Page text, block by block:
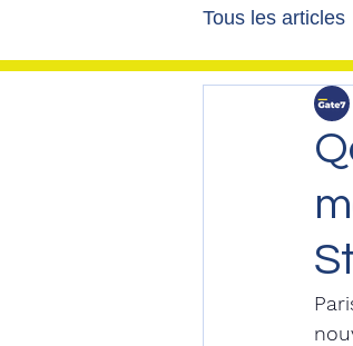
Tous les articles
Les
Voyages